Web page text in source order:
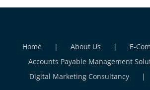
Home About Us
E-
Accounts Payable Management
Digital Marketing Consultancy